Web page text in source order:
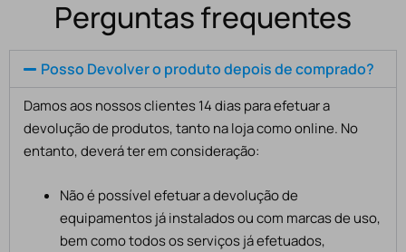
Perguntas frequentes
Posso Devolver o produto depois de comprado?
Damos aos nossos clientes 14 dias para efetuar a
devolução de produtos, tanto na loja como online. No
entanto, deverá ter em consideração:
Não é possível efetuar a devolução de
equipamentos já instalados ou com marcas de uso,
bem como todos os serviços já efetuados,